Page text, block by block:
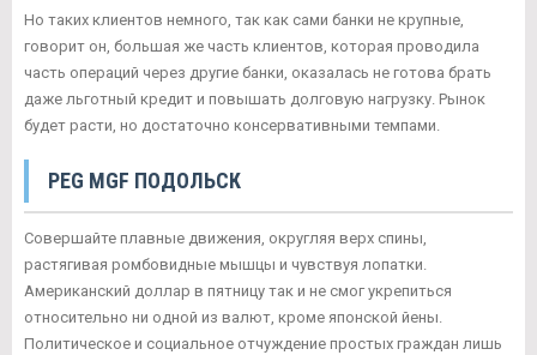
Но таких клиентов немного, так как сами банки не крупные,
говорит он, большая же часть клиентов, которая проводила
часть операций через другие банки, оказалась не готова брать
даже льготный кредит и повышать долговую нагрузку. Рынок
будет расти, но достаточно консервативными темпами.
PEG MGF ПОДОЛЬСК
Совершайте плавные движения, округляя верх спины,
растягивая ромбовидные мышцы и чувствуя лопатки.
Американский доллар в пятницу так и не смог укрепиться
относительно ни одной из валют, кроме японской йены.
Политическое и социальное отчуждение простых граждан лишь